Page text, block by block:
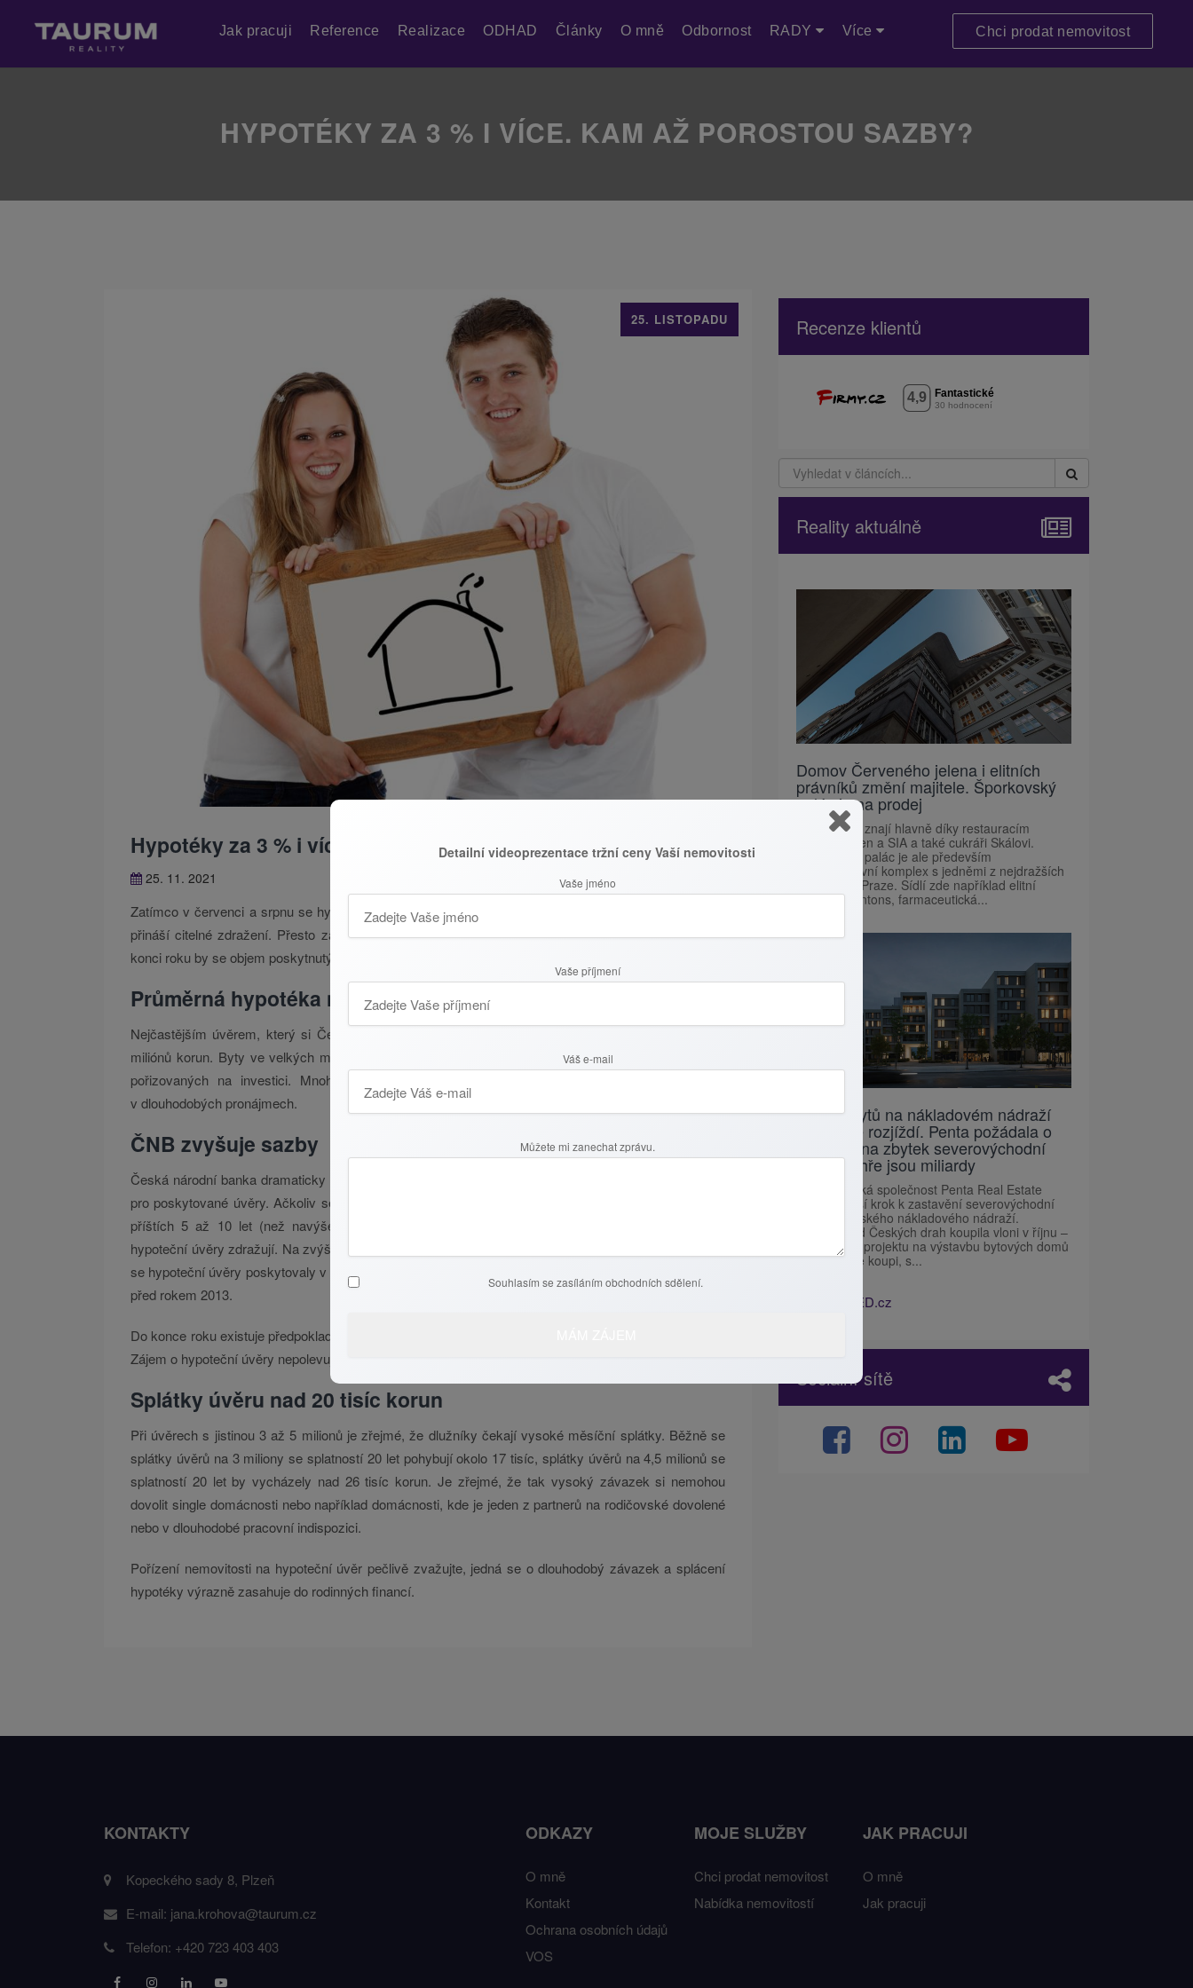
Jak pracuji Reference Realizace ODHAD Články O mně Odbornost RADY Více Chci prodat nemovitost
HYPOTÉKY ZA 3 % I VÍCE. KAM AŽ POROSTOU SAZBY?
Hypotéky za 3 % i více. Kam až porostou sazby?
25. 11. 2021
25. LISTOPADU
Zatímco v červenci a srpnu se hypoteční úvěry poskytovaly se sazbou okolo 2 %, podzimní měsíce
přináší citelné zdražení. Přesto zájem o hypoteční úvěry neklesá, banky hlásí rekordní měsíce. Ke
konci roku by se objem poskytnutých hypoték mohl pohybovat okolo 400 miliard.
Průměrná hypotéka na tři miliony
Nejčastějším úvěrem, který si Češi sjednávají, je úvěr na koupi bytu v pořizovací hodnotě okolo 3
miliónů korun. Byty ve velkých městech se proto stávají stále nedostupnější, klesá i atraktivita bytů
pořizovaných na investici. Mnoho osob už od nákupu vlastního bydlení ustoupilo a zůstávají
v dlouhodobých pronájmech.
ČNB zvyšuje sazby
Česká národní banka dramaticky zvýšila základní úrokovou sazbu, od které se odvíjí výpočet sazeb
pro poskytované úvěry. Ačkoliv se do sazeb hypotečních úvěrů spíše promítá inflační očekávání na
příštích 5 až 10 let (než navýšení od ČNB), na navýšení úrokové sazby banky zareagovaly a
hypoteční úvěry zdražují. Na zvýšení sazeb nejrychleji zareagovala Česká spořitelna a ČSOB, v říjnu
se hypoteční úvěry poskytovaly v průměru za 2,7 %. Nad hranicí 3 % se úvěry naposledy poskytovaly
před rokem 2013.
Do konce roku existuje předpoklad, že se objem hypotečních úvěrů přiblíží k hranici 400 miliard korun.
Zájem o hypoteční úvěry nepolevuje ani přes výrazná zdražení.
Splátky úvěru nad 20 tisíc korun
Při úvěrech s jistinou 3 až 5 milionů je zřejmé, že dlužníky čekají vysoké měsíční splátky. Běžně se
splátky úvěrů na 3 miliony se splatností 20 let pohybují okolo 17 tisíc, splátky úvěrů na 4,5 milionů se
splatností 20 let by vycházely nad 26 tisíc korun. Je zřejmé, že tak vysoký závazek si nemohou
dovolit single domácnosti nebo například domácnosti, kde je jeden z partnerů na rodičovské dovolené
nebo v dlouhodobé pracovní indispozici.
Pořízení nemovitosti na hypoteční úvěr pečlivě zvažujte, jedná se o dlouhodobý závazek a splácení
hypotéky výrazně zasahuje do rodinných financí.
Recenze klientů
Reality aktuálně
Domov Červeného jelena i elitních
právníků změní majitele. Šporkovský
palác je na prodej
Pražané ho znají hlavně díky restauracím
Červený jelen a SIA a také cukráři Skálovi.
Šporkovský palác je ale především
administrativní komplex s jedněmi z nejdražších
kanceláří v Praze. Sídlí zde například elitní
právníci Dentons, farmaceutická...
Stavba bytů na nákladovém nádraží
Žižkov se rozjíždí. Penta požádala o
povolení na zbytek severovýchodní
části, ve hře jsou miliardy
Developerská společnost Penta Real Estate
udělala další krok k zastavění severovýchodní
části žižkovského nákladového nádraží.
Pozemky od Českých drah koupila vloni v říjnu –
první etapu projektu na výstavbu bytových domů
už nabízí ke koupi, s...
IHNED.cz
Sociální sítě
KONTAKTY
Kopeckého sady 8, Plzeň
E-mail: jana.krohova@taurum.cz
Telefon: +420 723 403 403
ODKAZY
O mně
Kontakt
Ochrana osobních údajů
VOS
MOJE SLUŽBY
Chci prodat nemovitost
Nabídka nemovitostí
JAK PRACUJI
O mně
Jak pracuji
Detailní videoprezentace tržní ceny Vaší nemovitosti
Vaše jméno
Vaše příjmení
Váš e-mail
Můžete mi zanechat zprávu.
Souhlasím se zasíláním obchodních sdělení.